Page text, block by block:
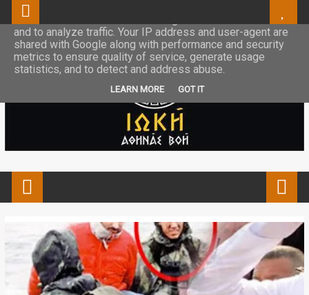
This site uses cookies from Google to deliver its services
and to analyze traffic. Your IP address and user-agent are
shared with Google along with performance and security
metrics to ensure quality of service, generate usage
statistics, and to detect and address abuse.
LEARN MORE GOT IT